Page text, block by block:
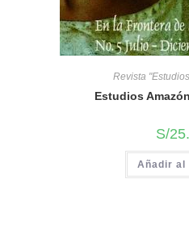
Revista
Estudios
S/
Añadir al